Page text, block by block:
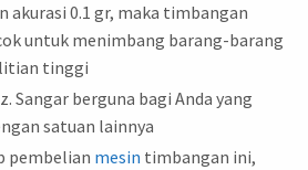
akurasi 0.1 gr, maka timbangan
untuk menimbang barang-barang
tinggi
Sangar berguna bagi Anda yang
satuan lainnya
pembelian mesin timbangan ini,